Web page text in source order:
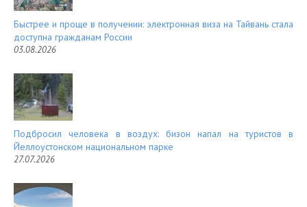
Быстрее и проще в получении: электронная виза на Тайвань стала
доступна гражданам России
03.08.2026
Подбросил человека в воздух: бизон напал на туристов в
Йеллоустонском национальном парке
27.07.2026